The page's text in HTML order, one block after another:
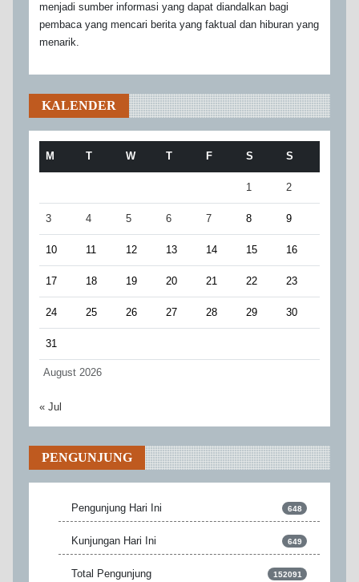
menjadi sumber informasi yang dapat diandalkan bagi
pembaca yang mencari berita yang faktual dan hiburan yang
menarik.
KALENDER
August 2026
M T W T F S S
1 2
3 4 5 6 7 8 9
10 11 12 13 14 15 16
17 18 19 20 21 22 23
24 25 26 27 28 29 30
31
« Jul
PENGUNJUNG
Pengunjung Hari Ini 648
Kunjungan Hari Ini 649
Total Pengunjung 152091